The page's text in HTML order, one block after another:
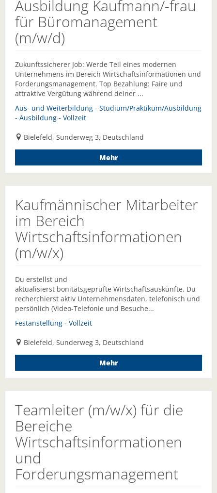
Ausbildung Kaufmann/-frau
für Büromanagement
(m/w/d)
Zukunftssicherer Job: Werde Teil eines modernen
Unternehmens im Bereich Wirtschaftsinformationen und
Forderungsmanagement. Top Bezahlung: Faire und
attraktive Vergütung während deiner ...
Aus- und Weiterbildung - Studium/Praktikum/Ausbildung
- Ausbildung - Vollzeit
Bielefeld, Sunderweg 3, Deutschland
Mehr
Kaufmännischer Mitarbeiter
im Bereich
Wirtschaftsinformationen
(m/w/x)
Du erstellst und
aktualisierst bonitätsgeprüfte Wirtschaftsauskünfte. Du
recherchierst aktiv Unternehmensdaten, telefonisch und
persönlich (Video-Telefonie und Besuche...
Festanstellung - Vollzeit
Bielefeld, Sunderweg 3, Deutschland
Mehr
Teamleiter (m/w/x) für die
Bereiche
Wirtschaftsinformationen
und
Forderungsmanagement